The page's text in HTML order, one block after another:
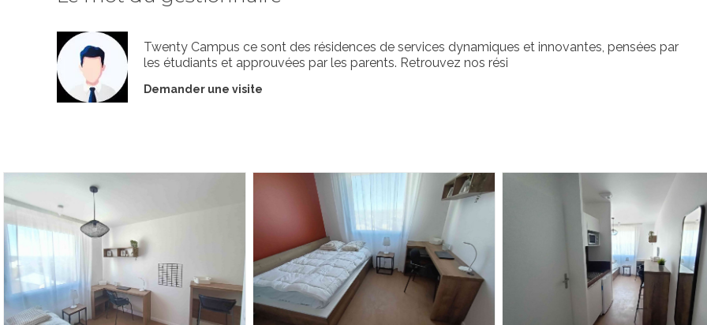
Twenty Campus ce sont des résidences de services dynamiques et innovantes, pensées par
les étudiants et approuvées par les parents. Retrouvez nos rési
Demander une visite